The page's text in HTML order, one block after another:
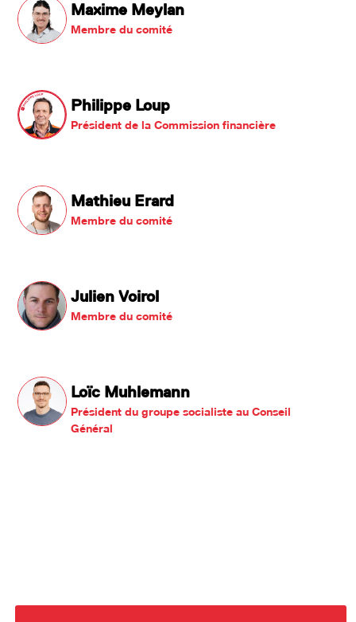
Maxime Meylan
Membre du comité
Philippe Loup
Président de la Commission financière
Mathieu Erard
Membre du comité
Julien Voirol
Membre du comité
Loïc Muhlemann
Président du groupe socialiste au Conseil
Général